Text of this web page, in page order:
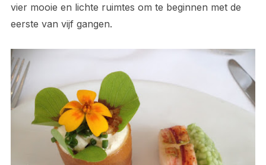
vier mooie en lichte ruimtes om te beginnen met de
eerste van vijf gangen.